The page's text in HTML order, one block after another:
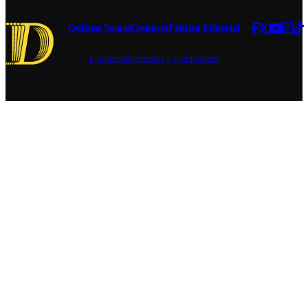
Quiénes SomosContactoPolítica Editorial
publicidadtérminos y condiciones